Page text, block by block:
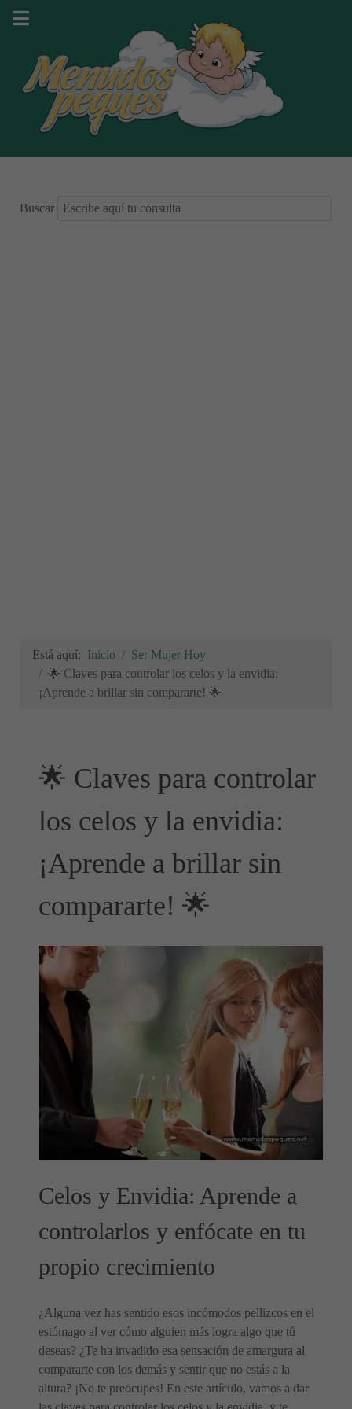
Buscar
Está aquí: Inicio
Ser Mujer Hoy
🌟 Claves para controlar los celos y la envidia:
¡Aprende a brillar sin compararte! 🌟
🌟 Claves para controlar
los celos y la envidia:
¡Aprende a brillar sin
compararte! 🌟
Celos y Envidia: Aprende a
controlarlos y enfócate en tu
propio crecimiento
¿Alguna vez has sentido esos incómodos pellizcos en el
estómago al ver cómo alguien más logra algo que tú
deseas? ¿Te ha invadido esa sensación de amargura al
compararte con los demás y sentir que no estás a la
altura? ¡No te preocupes! En este artículo, vamos a dar